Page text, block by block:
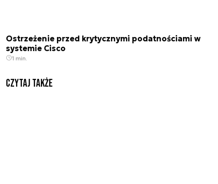
Ostrzeżenie przed krytycznymi podatnościami w
systemie Cisco
1 min.
Czytaj także